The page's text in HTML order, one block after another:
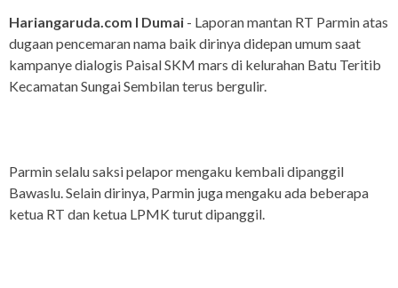
Hariangaruda.com I Dumai - Laporan mantan RT Parmin atas
dugaan pencemaran nama baik dirinya didepan umum saat
kampanye dialogis Paisal SKM mars di kelurahan Batu Teritib
Kecamatan Sungai Sembilan terus bergulir.
Parmin selalu saksi pelapor mengaku kembali dipanggil
Bawaslu. Selain dirinya, Parmin juga mengaku ada beberapa
ketua RT dan ketua LPMK turut dipanggil.